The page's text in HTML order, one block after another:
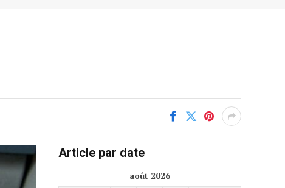
Article par date
août 2026